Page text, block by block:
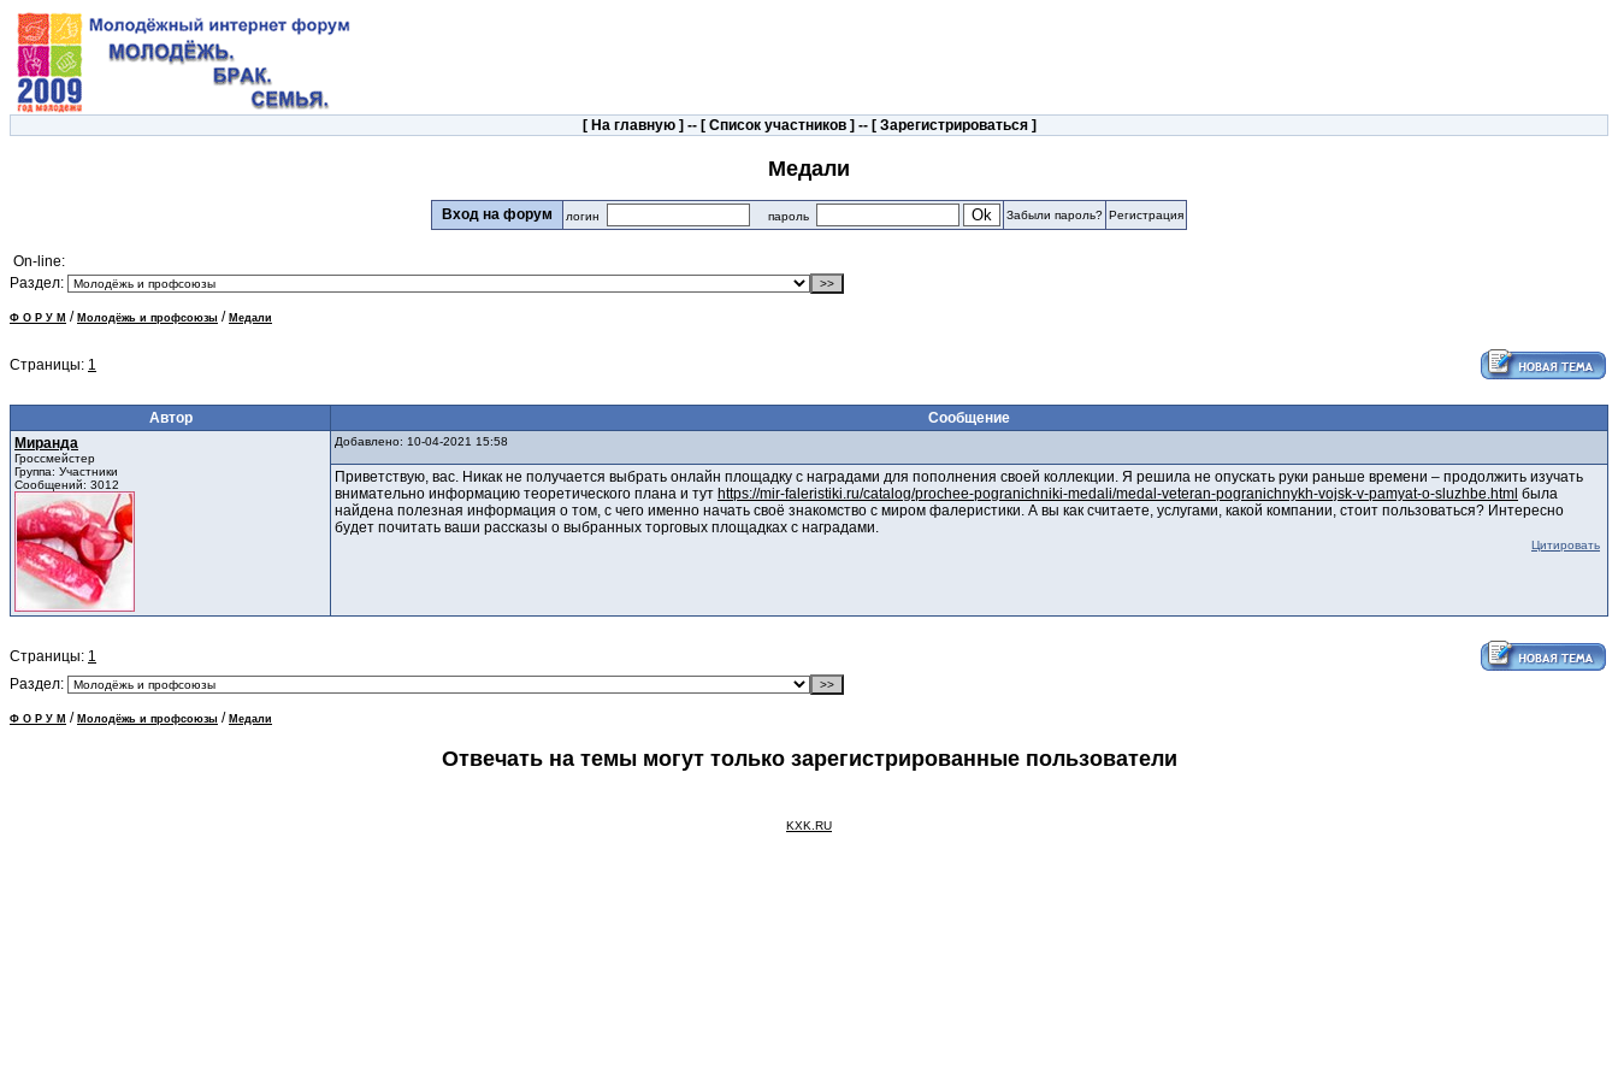
[ На главную] -- [ Список участников] -- [ Зарегистрироваться]
Медали
Вход на форум логин пароль Забыли пароль? Регистрация
On-line:
Раздел:
Ф О Р У М / Молодёжь и профсоюзы / Медали
Страницы: 1
Автор
Сообщение
Миранда
Гроссмейстер
Группа: Участники
Сообщений: 3012
Добавлено: 10-04-2021 15:58
Приветствую, вас. Никак не получается выбрать онлайн площадку с наградами для пополнения своей коллекции. Я решила не опускать руки раньше времени – продолжить изучать
внимательно информацию теоретического плана и тут https://mir-faleristiki.ru/catalog/prochee-pogranichniki-medali/medal-veteran-pogranichnykh-vojsk-v-pamyat-o-sluzhbe.html была
найдена полезная информация о том, с чего именно начать своё знакомство с миром фалеристики. А вы как считаете, услугами, какой компании, стоит пользоваться? Интересно
будет почитать ваши рассказы о выбранных торговых площадках с наградами.
Цитировать
Страницы: 1
Раздел:
Ф О Р У М / Молодёжь и профсоюзы / Медали
Отвечать на темы могут только зарегистрированные пользователи
KXK.RU